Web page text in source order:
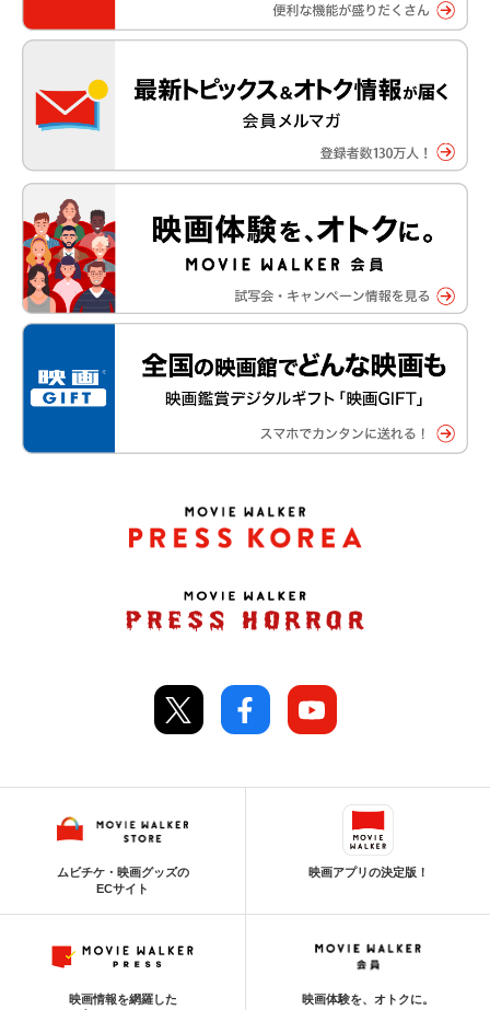
ムビチケ・映画グッズの
ECサイト
映画アプリの決定版！
映画情報を網羅した
映画体験を、オトクに。